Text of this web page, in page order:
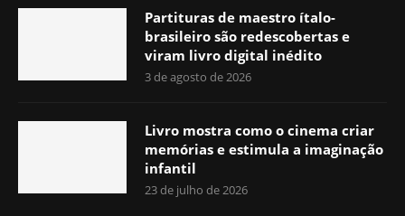
Partituras de maestro ítalo-
brasileiro são redescobertas e
viram livro digital inédito
3 de agosto de 2026
Livro mostra como o cinema criar
memórias e estimula a imaginação
infantil
23 de julho de 2026